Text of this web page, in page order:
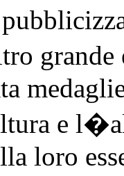
e
loro